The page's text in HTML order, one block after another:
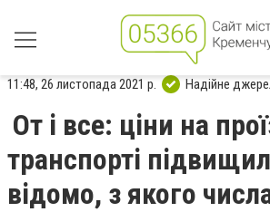
11:48, 26 листопада 2021 р. Надійне
От і все: ціни на
транспорті
відомо, з якого